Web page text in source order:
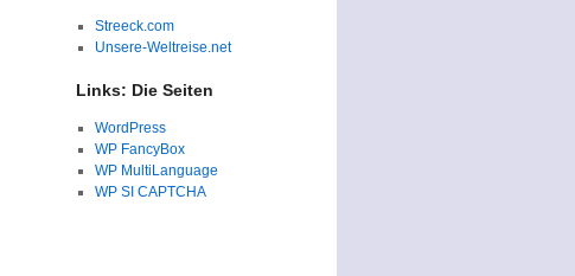
Streeck.com
Unsere-Weltreise.net
Links: Die Seiten
WordPress
WP FancyBox
WP MultiLanguage
WP SI CAPTCHA